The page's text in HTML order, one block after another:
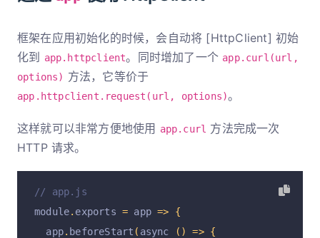
框架在应用初始化的时候，会自动将 [HttpClient] 初始
化到 app.httpclient。同时增加了一个 app.curl(url,
options) 方法，它等价于
app.httpclient.request(url, options)。
这样就可以非常方便地使用 app.curl 方法完成一次
HTTP 请求。
// app.js
module. exports = app =>
{
  app
. beforeStart ( async () => {